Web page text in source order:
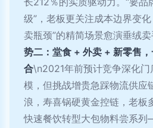
级”，老板更关注成本边界变
卖瓶颈”的精简场景愈演垂绒
势二：堂食 + 外卖 + 新零售
合\n2021年前预计竞争深化
模，但挑战增贵急踩物流供应
浪，寿喜锅硬黄金控链，老板
快速餐饮转型大包物料尝系